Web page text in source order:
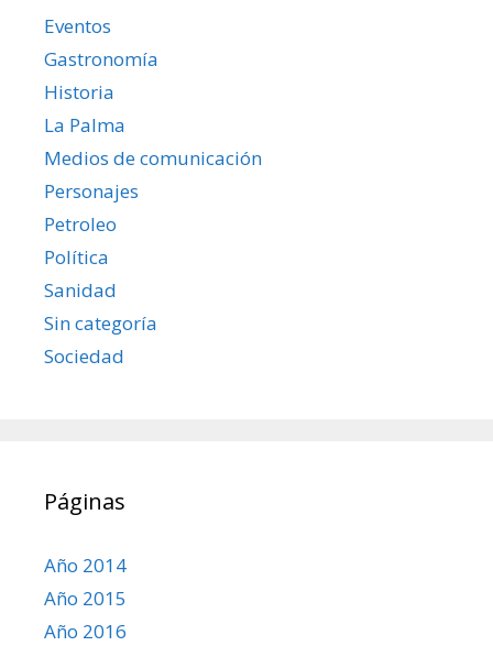
Eventos
Gastronomía
Historia
La Palma
Medios de comunicación
Personajes
Petroleo
Política
Sanidad
Sin categoría
Sociedad
Páginas
Año 2014
Año 2015
Año 2016